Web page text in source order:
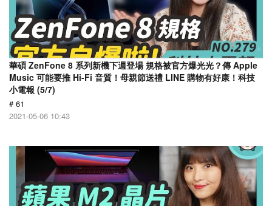
華碩 ZenFone 8 系列新機下週登場 規格被官方爆光光？傳 Apple
Music 可能要推 Hi-Fi 音質！母親節送禮 LINE 購物有好康！科技
小電報 (5/7)
# 61
2021-05-06 10:43